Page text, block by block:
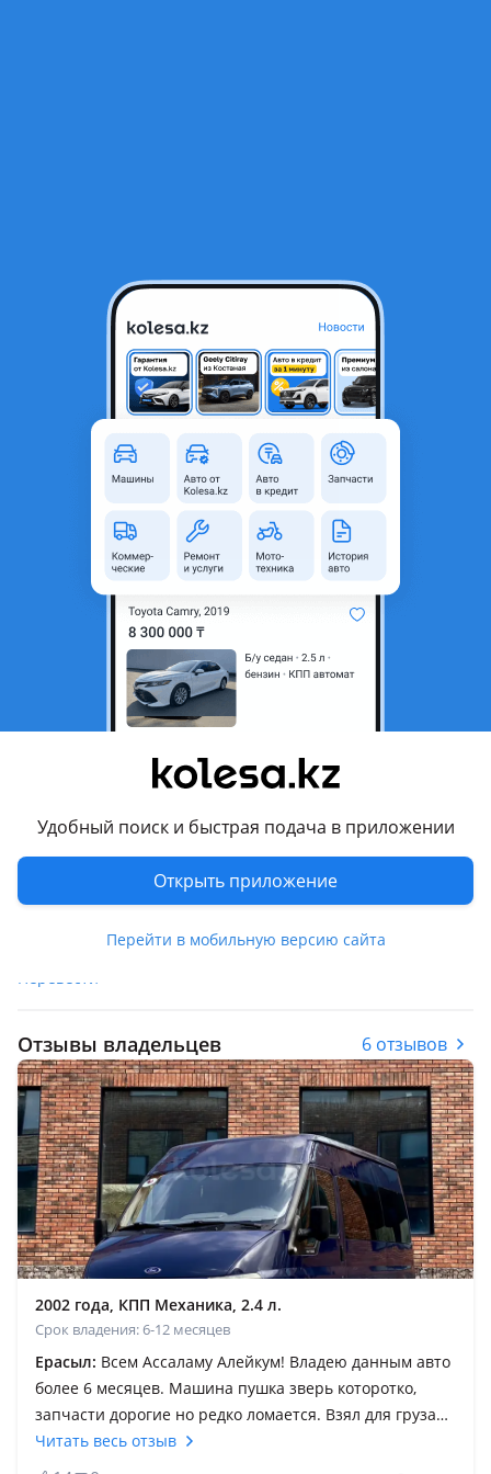
Удобный поиск и быстрая подача в приложении
Открыть приложение
Перейти в мобильную версию сайта
Ford Transit 2002 года
Объявление находится в архиве и может быть
Алматы, Алматинская
2000 - 2006 5 поколение (FA)
Фургон
Объем двигателя, л
Коробка передач
Задний привод
Растаможен в Казахстане
Да
Комментарий продавца
Перевести
Отзывы владельцев 6 отзывов
2002 года, КПП Механика, 2.4 л.
Срок владения: 6-12 месяцев
Ерасыл: Всем Ассаламу Алейкум! Владею данным авто
более 6 месяцев. Машина пушка зверь которотко,
запчасти дорогие но редко ломается. Взял для груза
тяга мощная трассу держит очень хорошо как без
груза так и с грузом. Советую ведь это дело рук
Читать весь отзыв